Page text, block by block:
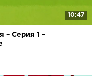
10:47
– Серия 1 –